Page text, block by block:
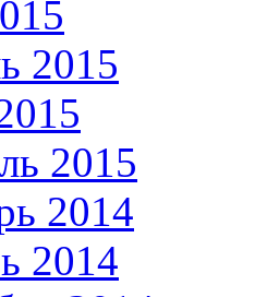
2015
2015
2014
2014